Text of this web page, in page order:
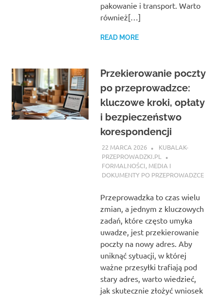
pakowanie i transport. Warto
również[…]
READ MORE
Przekierowanie poczty
po przeprowadzce:
kluczowe kroki, opłaty
i bezpieczeństwo
korespondencji
22 MARCA 2026
KUBALAK-
PRZEPROWADZKI.PL
FORMALNOŚCI, MEDIA I
DOKUMENTY PO PRZEPROWADZCE
Przeprowadzka to czas wielu
zmian, a jednym z kluczowych
zadań, które często umyka
uwadze, jest przekierowanie
poczty na nowy adres. Aby
uniknąć sytuacji, w której
ważne przesyłki trafiają pod
stary adres, warto wiedzieć,
jak skutecznie złożyć wniosek